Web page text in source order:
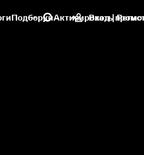
ПодборкиАктивировать
Вход |